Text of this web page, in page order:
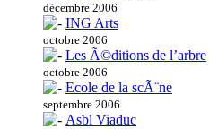
décembre 2006
ING Arts
octobre 2006
Les Ã©ditions de l’arbre
octobre 2006
Ecole de la scÃ¨ne
septembre 2006
Asbl Viaduc